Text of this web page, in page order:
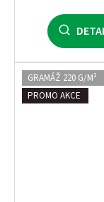
GRAMÁŽ 220 G/M²
PROMO AKCE